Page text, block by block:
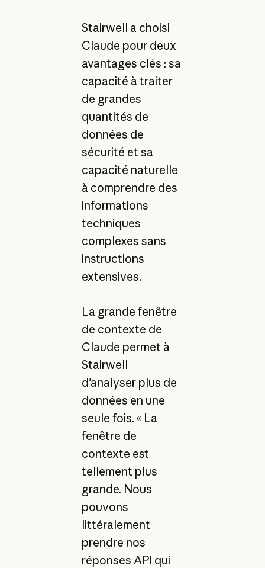
Stairwell a choisi
Claude pour deux
avantages clés : sa
capacité à traiter
de grandes
quantités de
données de
sécurité et sa
capacité naturelle
à comprendre des
informations
techniques
complexes sans
instructions
extensives.
La grande fenêtre
de contexte de
Claude permet à
Stairwell
d'analyser plus de
données en une
seule fois. « La
fenêtre de
contexte est
tellement plus
grande. Nous
pouvons
littéralement
prendre nos
réponses API qui